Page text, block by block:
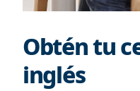
Obtén tu
inglés